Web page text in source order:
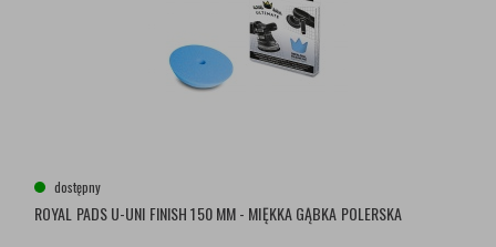
dostępny
ROYAL PADS U-UNI FINISH 150 MM - MIĘKKA GĄBKA POLERSKA